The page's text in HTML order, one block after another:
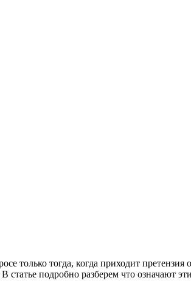
только тогда, когда приходит претензия
подробно разберем что означают